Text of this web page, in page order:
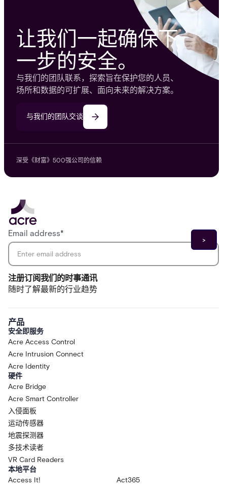
让我们一起确保下
一步的安全。
与我们的团队联系，探索旨在保护您的人员、
场所和数据的可扩展、面向未来的解决方案。
与我们的团队交谈
深受《财富》500强公司的信赖
注册订阅我们的时事通讯
随时了解最新的行业趋势
Email address*
产品
安全即服务
Acre Access Control
Acre Intrusion Connect
Acre Identity
硬件
Acre Bridge
Acre Smart Controller
入侵面板
运动传感器
地震探测器
多技术读者
VR Card Readers
本地平台
Access It!
Act365